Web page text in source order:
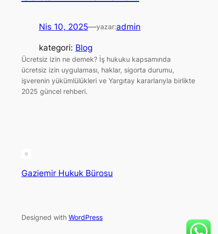
Nis 10, 2025—yazar:admin
kategori: Blog
Ücretsiz izin ne demek? İş hukuku kapsamında
ücretsiz izin uygulaması, haklar, sigorta durumu,
işverenin yükümlülükleri ve Yargıtay kararlarıyla birlikte
2025 güncel rehberi.
Gaziemir Hukuk Bürosu
Designed with WordPress